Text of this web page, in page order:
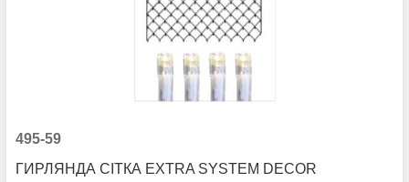
495-59
ГИРЛЯНДА СІТКА EXTRA SYSTEM DECOR